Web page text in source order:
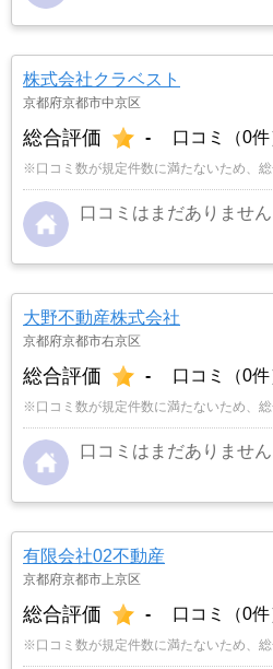
株式会社クラベスト
京都府京都市中京区
総合評価 - 口コミ（0件
※口コミ数が規定件数に満たないため、総
口コミはまだありません
大野不動産株式会社
京都府京都市右京区
総合評価 - 口コミ（0件
※口コミ数が規定件数に満たないため、総
口コミはまだありません
有限会社02不動産
京都府京都市上京区
総合評価 - 口コミ（0件
※口コミ数が規定件数に満たないため、総